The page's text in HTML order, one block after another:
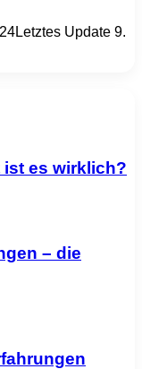
Letztes Update 9.
ist es wirklich?
– die